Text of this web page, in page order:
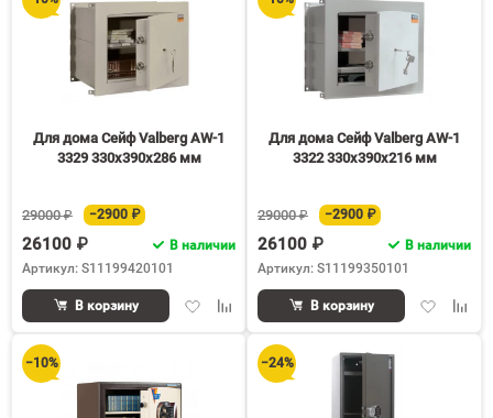
Для дома Сейф Valberg AW-1
3329 330x390x286 мм
29000 ₽ −2900 ₽
26100 ₽
В наличии
Артикул: S11199420101
ДобавитьДобавить
сравнению
В корзину
Для дома Сейф Valberg AW-1
3322 330x390x216 мм
29000 ₽ −2900 ₽
26100 ₽
В наличии
Артикул: S11199350101
Добавить
В корзину
−10% −24%